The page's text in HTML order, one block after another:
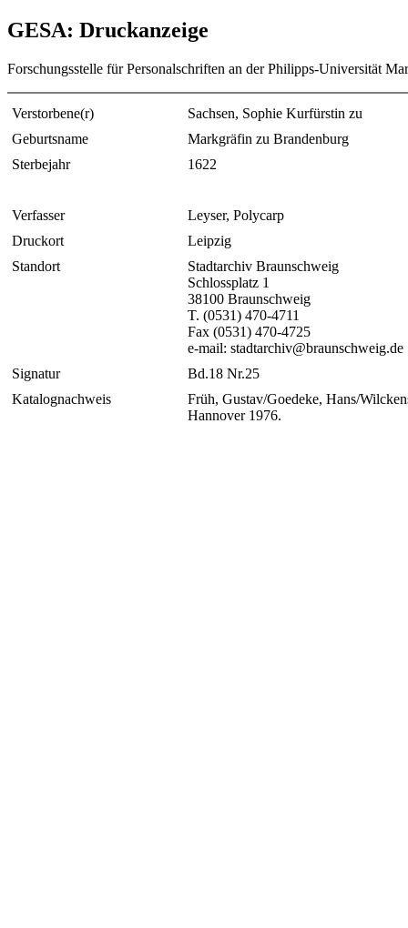
GESA: Druckanzeige
Forschungsstelle für Personalschriften an der Philipps-Universität
Verstorbene(r)
Sachsen, Sophie Kurfürstin zu
Geburtsname
Markgräfin zu Brandenburg
Sterbejahr
1622
Verfasser
Leyser, Polycarp
Druckort
Leipzig
Standort
Stadtarchiv Braunschweig
Schlossplatz 1
38100 Braunschweig
T. (0531) 470-4711
Fax (0531) 470-4725
e-mail: stadtarchiv@braunschweig.de
Signatur
Bd.18 Nr.25
Katalognachweis
Früh, Gustav/Goedeke, Hans/
Hannover 1976.